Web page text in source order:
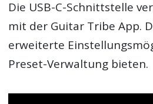
Die USB-C-Schnittstelle
mit der Guitar Tribe App.
erweiterte
Preset-Verwaltung bieten.